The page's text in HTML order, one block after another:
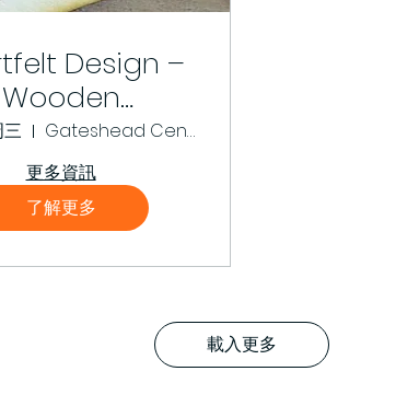
Design –
Wooden
Gateshead Central Library - MakerPlace
更多資訊
了解更多
載入更多